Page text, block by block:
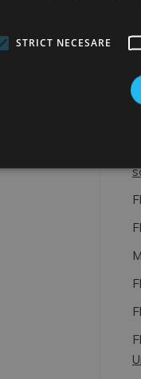
STRICT NECESARE